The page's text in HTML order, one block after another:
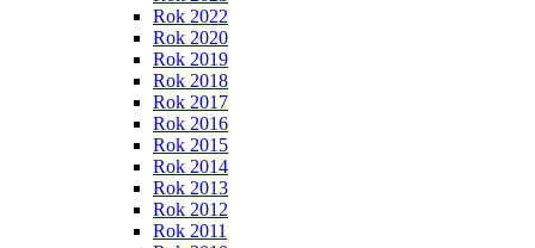
Rok 2022
Rok 2020
Rok 2019
Rok 2018
Rok 2017
Rok 2016
Rok 2015
Rok 2014
Rok 2013
Rok 2012
Rok 2011